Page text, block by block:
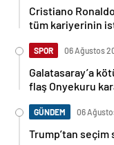
Cristiano
tüm kariyerinin
SPOR 06 Ağustos
Galatasaray’a
flaş Onyekuru
GÜNDEM 06
Trump’tan seçim